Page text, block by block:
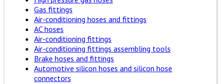
Gas fittings
Air-conditioning hoses and fittings
AC hoses
Air-conditioning fittings
Air-conditioning fittings assembling tools
Brake hoses and fittings
Automotive silicon hoses and silicon hose
connectors